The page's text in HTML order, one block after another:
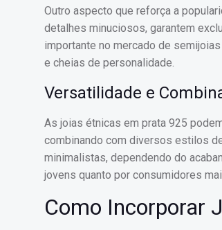
Outro aspecto que reforça a
detalhes minuciosos, garantem
importante no mercado de
e cheias de personalidade.
Versatilidade e
As joias étnicas em prata 925
combinando com diversos estilos
minimalistas, dependendo do
jovens quanto por consumidores
Como Incorporar